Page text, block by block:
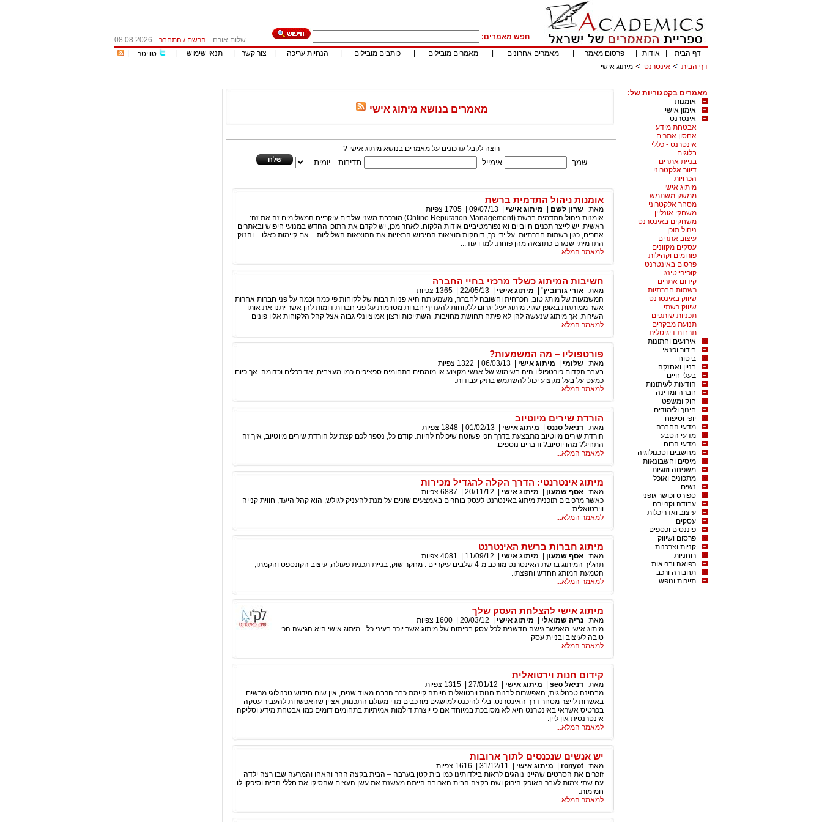
חפש מאמרים: שלום אורח הרשם / התחבר
08.08.2026
דף הבית
אודות פרסום מאמר מאמרים אחרונים מאמרים מובילים כותבים מובילים הנחיות עריכה צור קשר תנאי שימוש טוויטר
דף הבית
אינטרנט מיתוג אישי
מאמרים בקטגוריות של:
אומנות
אימון אישי
אינטרנט
אבטחת מידע
אחסון אתרים
אינטרנט - כללי
בלוגים
בניית אתרים
דיוור אלקטרוני
הכרויות
מיתוג אישי
ממשק משתמש
מסחר אלקטרוני
משחקי אונליין
משחקים באינטרנט
ניהול תוכן
עיצוב אתרים
עסקים מקוונים
פורומים וקהילות
פרסום באינטרנט
קופירייטינג
קידום אתרים
רשתות חברתיות
שיווק באינטרנט
שיווק רשתי
תכניות שותפים
תנועת מבקרים
תרבות דיגיטלית
אירועים וחתונות
בידור ופנאי
ביטוח
בניין ואחזקה
בעלי חיים
הודעות לעיתונות
חברה ומדינה
חוק ומשפט
חינוך ולימודים
יופי וטיפוח
מדעי החברה
מדעי הטבע
מדעי הרוח
מחשבים וטכנולוגיה
מיסים וחשבונאות
משפחה וזוגיות
מתכונים ואוכל
נשים
ספורט וכושר גופני
עבודה וקריירה
עיצוב ואדריכלות
עסקים
פיננסים וכספים
פרסום ושיווק
קניות וצרכנות
רוחניות
רפואה ובריאות
תחבורה ורכב
תיירות ונופש
מאמרים בנושא מיתוג אישי
רוצה לקבל עדכונים על מאמרים בנושא מיתוג אישי ?
שמך: אימייל: תדירות:
אומנות ניהול התדמית ברשת
מאת: שרון לשם מיתוג אישי 09/07/13
1705 צפיות
אומנות ניהול התדמית ברשת (Online Reputation Management) מורכבת משני שלבים עיקריים המשלימים זה את זה:
ראשית, יש לייצר תכנים חיוביים ואינפורמטיביים אודות הלקוח. לאחר מכן, יש לקדם את התוכן החדש במנועי חיפוש ובאתרים
אחרים, כגון רשתות חברתיות. על ידי כך, דוחקות תוצאות החיפוש הרצויות את התוצאות השליליות – אם קיימות כאלו – והנזק
התדמיתי שנגרם כתוצאה מהן פוחת. למדו עוד...
למאמר המלא...
חשיבות המיתוג כשלד מרכזי בחיי החברה
מאת: אורי גורוביץ' מיתוג אישי 22/05/13
1365 צפיות
המשמעות של מותג טוב, הכרחית וחשובה לחברה, משמעותה היא פניות רבות של לקוחות פי כמה וכמה על פני חברות אחרות
אשר ממותגות באופן שגוי. מיתוג יעיל יגרום ללקוחות להעדיף חברות מסוימות על פני חברות דומות להן אשר יתנו את אותו
השירות, אך מיתוג שנעשה להן לא פיתח תחושת מחויבות, השתייכות ורצון אמוציונלי גבוה אצל קהל הלקוחות אליו פונים
למאמר המלא...
פורטפוליו – מה המשמעות?
מאת: שלומי מיתוג אישי 06/03/13
1322 צפיות
בעבר הקדום פורטפוליו היה בשימוש של אנשי מקצוע או מומחים בתחומים ספציפים כמו מעצבים, אדירכלים וכדומה. אך כיום
כמעט על בעל מקצוע יכול להשתמש בתיק עבודות.
למאמר המלא...
הורדת שירים מיוטיוב
מאת: דניאל סננס מיתוג אישי 01/02/13
1848 צפיות
הורדת שירים מיוטיוב מתבצעת בדרך הכי פשוטה שיכולה להיות. קודם כל, נספר לכם קצת על הורדת שירים מיוטיוב, איך זה
התחיל? מהו יוטיוב? ודברים נוספים.
למאמר המלא...
מיתוג אינטרנטי: הדרך הקלה להגדיל מכירות
מאת: אסף שמעון מיתוג אישי 20/11/12
6887 צפיות
כאשר מרכיבים תוכנית מיתוג באינטרנט לעסק בוחרים באמצעים שונים על מנת להעניק לגולש, הוא קהל היעד, חווית קנייה
ווירטואלית.
למאמר המלא...
מיתוג חברות ברשת האינטרנט
מאת: אסף שמעון מיתוג אישי 11/09/12
4081 צפיות
תהליך המיתוג ברשת האינטרנט מורכב מ-4 שלבים עיקריים : מחקר שוק, בניית תכנית פעולה, עיצוב הקונספט והקמתו,
הטמעת המותג החדש והפצתו.
למאמר המלא...
מיתוג אישי להצלחת העסק שלך
מאת: נריה שמואלי מיתוג אישי 20/03/12
1600 צפיות
מיתוג אישי מאפשר גישה חדשנית לכל עסק בפיתוח של מיתוג אשר יוכר בעיני כל - מיתוג אישי היא הגישה הכי
טובה לעיצוב ובניית עסק
למאמר המלא...
קידום חנות וירטואלית
מאת: דניאל seo מיתוג אישי 27/01/12
1315 צפיות
מבחינה טכנולוגית, האפשרות לבנות חנות וירטואלית הייתה קיימת כבר הרבה מאוד שנים, אין שום חידוש טכנולוגי מרשים
באשרות לייצר מסחר דרך האינטרנט. בלי להיכנס למושגים מורכבים מדי מעולם התכנות, אציין שהאפשרות להעביר עסקה
בכרטיס אשראי באינטרנט היא לא מסובכת במיוחד אם כי יוצרת דילמות אמיתיות בתחומים דומים כמו אבטחת מידע וסליקה
אינטרנטית און ליין.
למאמר המלא...
יש אנשים שנכנסים לתוך ארובות
מאת: ronyot מיתוג אישי 31/12/11
1616 צפיות
זוכרים את הסרטים שהיינו נוהגים לראות בילדותינו כמו בית קטן בערבה – הבית בקצה ההר והאחו והמרעה שבו רצה ילדה
עם שתי צמות לעבר האופק הירוק ושם בקצה הבית הארובה הייתה מעשנת את עשן העצים שהסיקו את חללי הבית וסיפקו לו
חמימות.
למאמר המלא...